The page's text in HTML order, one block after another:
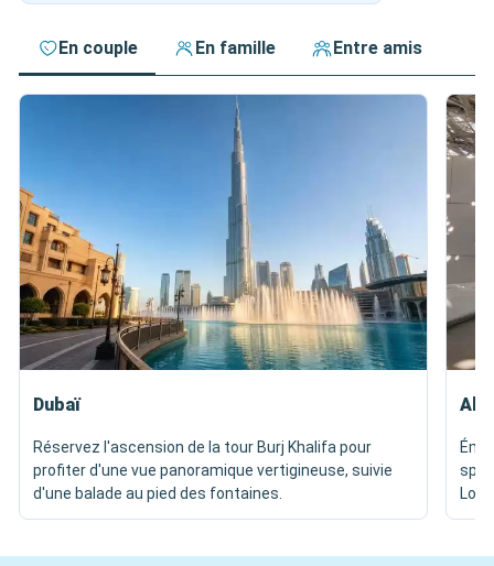
En couple En famille Entre amis
Dubaï
Réservez l'ascension de la tour Burj Khalifa pour
profiter d'une vue panoramique vertigineuse, suivie
d'une balade au pied des fontaines.